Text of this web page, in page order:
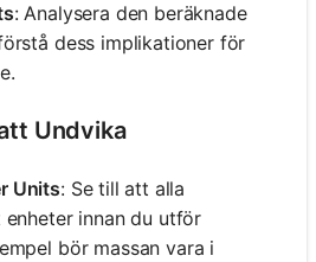
: Analysera den beräknade
dess implikationer för
Undvika
Units: Se till att alla
innan du utför
bör massan vara i